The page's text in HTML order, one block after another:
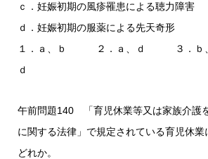
ｃ．妊娠初期の風疹罹患による聴力障害
ｄ．妊娠初期の服薬による先天奇形
１．ａ、ｂ ２．ａ、ｄ ３．ｂ
ｄ
午前問題140 「育児休業等又は家族介護
に関する法律」で規定されている育児休業
どれか。